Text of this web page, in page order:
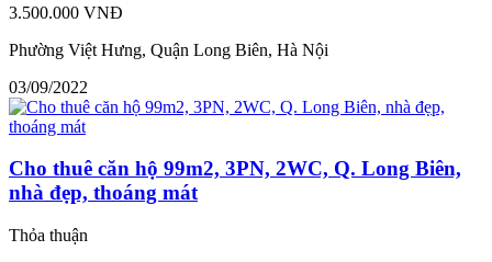
3.500.000 VNĐ
Phường Việt Hưng, Quận Long Biên, Hà Nội
03/09/2022
Cho thuê căn hộ 99m2, 3PN, 2WC, Q. Long Biên,
nhà đẹp, thoáng mát
Thỏa thuận